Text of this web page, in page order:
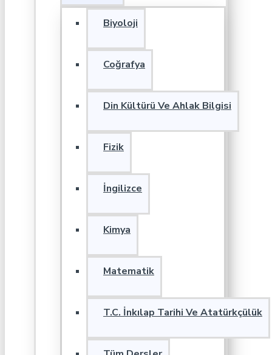
Biyoloji
Coğrafya
Din Kültürü Ve Ahlak Bilgisi
Fizik
İngilizce
Kimya
Matematik
T.C. İnkılap Tarihi Ve Atatürkçülük